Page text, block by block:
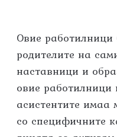
Овие работилници
родителите на
наставници и
овие работилници
асистентите имаа
со специфичните